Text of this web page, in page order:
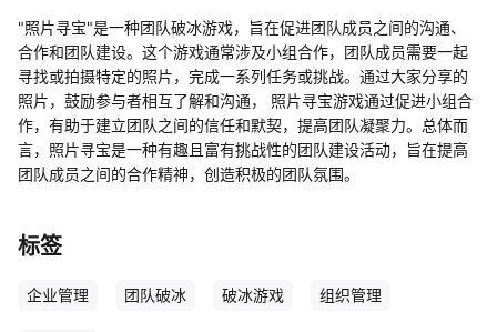
"照片寻宝"是一种团队破冰游戏，旨在促进团队成员之间的沟通、
合作和团队建设。这个游戏通常涉及小组合作，团队成员需要一起
寻找或拍摄特定的照片，完成一系列任务或挑战。通过大家分享的
照片，鼓励参与者相互了解和沟通， 照片寻宝游戏通过促进小组合
作，有助于建立团队之间的信任和默契，提高团队凝聚力。总体而
言，照片寻宝是一种有趣且富有挑战性的团队建设活动，旨在提高
团队成员之间的合作精神，创造积极的团队氛围。
标签
企业管理 团队破冰 破冰游戏 组织管理